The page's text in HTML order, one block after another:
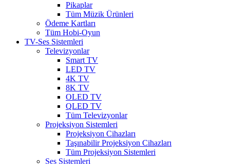
Pikaplar
Tüm Müzik Ürünleri
Ödeme Kartları
Tüm Hobi-Oyun
TV-Ses Sistemleri
Televizyonlar
Smart TV
LED TV
4K TV
8K TV
OLED TV
QLED TV
Tüm Televizyonlar
Projeksiyon Sistemleri
Projeksiyon Cihazları
Taşınabilir Projeksiyon Cihazları
Tüm Projeksiyon Sistemleri
Ses Sistemleri